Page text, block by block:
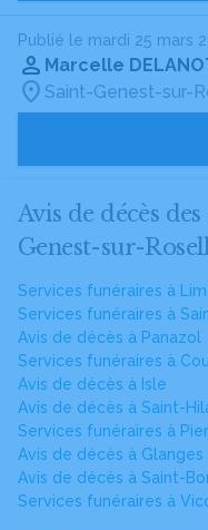
Publié le mardi 25 mars
Marcelle
Saint-Genest-sur-
Avis de décès
Genest-sur-
Services funéraires à
Services funéraires à
Avis de décès à Panazol
Services funéraires à
Avis de décès à Isle
Avis de décès à Saint-
Services funéraires à
Avis de décès à Glanges
Avis de décès à Saint-
Services funéraires à